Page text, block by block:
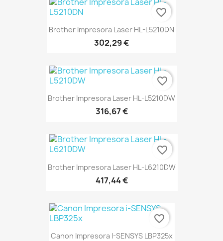
Brother Impresora Laser HL-L5210DN
302,29 €
favorite_border
Brother Impresora Laser HL-L5210DW
316,67 €
favorite_border
Brother Impresora Laser HL-L6210DW
417,44 €
favorite_border
Canon Impresora I-SENSYS LBP325x
favorite_border